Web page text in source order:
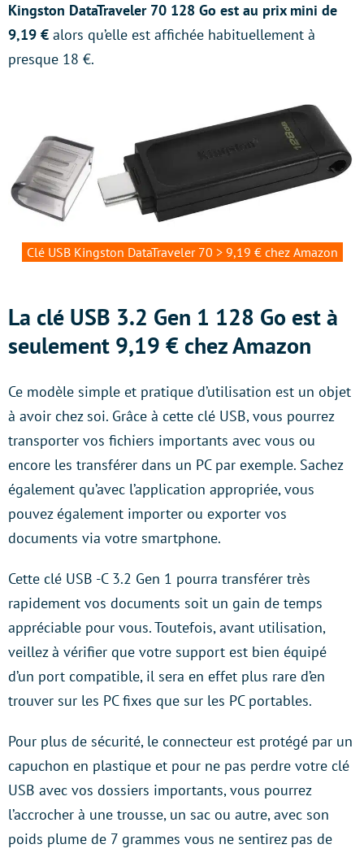
Kingston DataTraveler 70 128 Go est au prix mini de
9,19 € alors qu’elle est affichée habituellement à
presque 18 €.
Clé USB Kingston DataTraveler 70 > 9,19 € chez Amazon
La clé USB 3.2 Gen 1 128 Go est à
seulement 9,19 € chez Amazon
Ce modèle simple et pratique d’utilisation est un objet
à avoir chez soi. Grâce à cette clé USB, vous pourrez
transporter vos fichiers importants avec vous ou
encore les transférer dans un PC par exemple. Sachez
également qu’avec l’application appropriée, vous
pouvez également importer ou exporter vos
documents via votre smartphone.
Cette clé USB -C 3.2 Gen 1 pourra transférer très
rapidement vos documents soit un gain de temps
appréciable pour vous. Toutefois, avant utilisation,
veillez à vérifier que votre support est bien équipé
d’un port compatible, il sera en effet plus rare d’en
trouver sur les PC fixes que sur les PC portables.
Pour plus de sécurité, le connecteur est protégé par un
capuchon en plastique et pour ne pas perdre votre clé
USB avec vos dossiers importants, vous pourrez
l’accrocher à une trousse, un sac ou autre, avec son
poids plume de 7 grammes vous ne sentirez pas de